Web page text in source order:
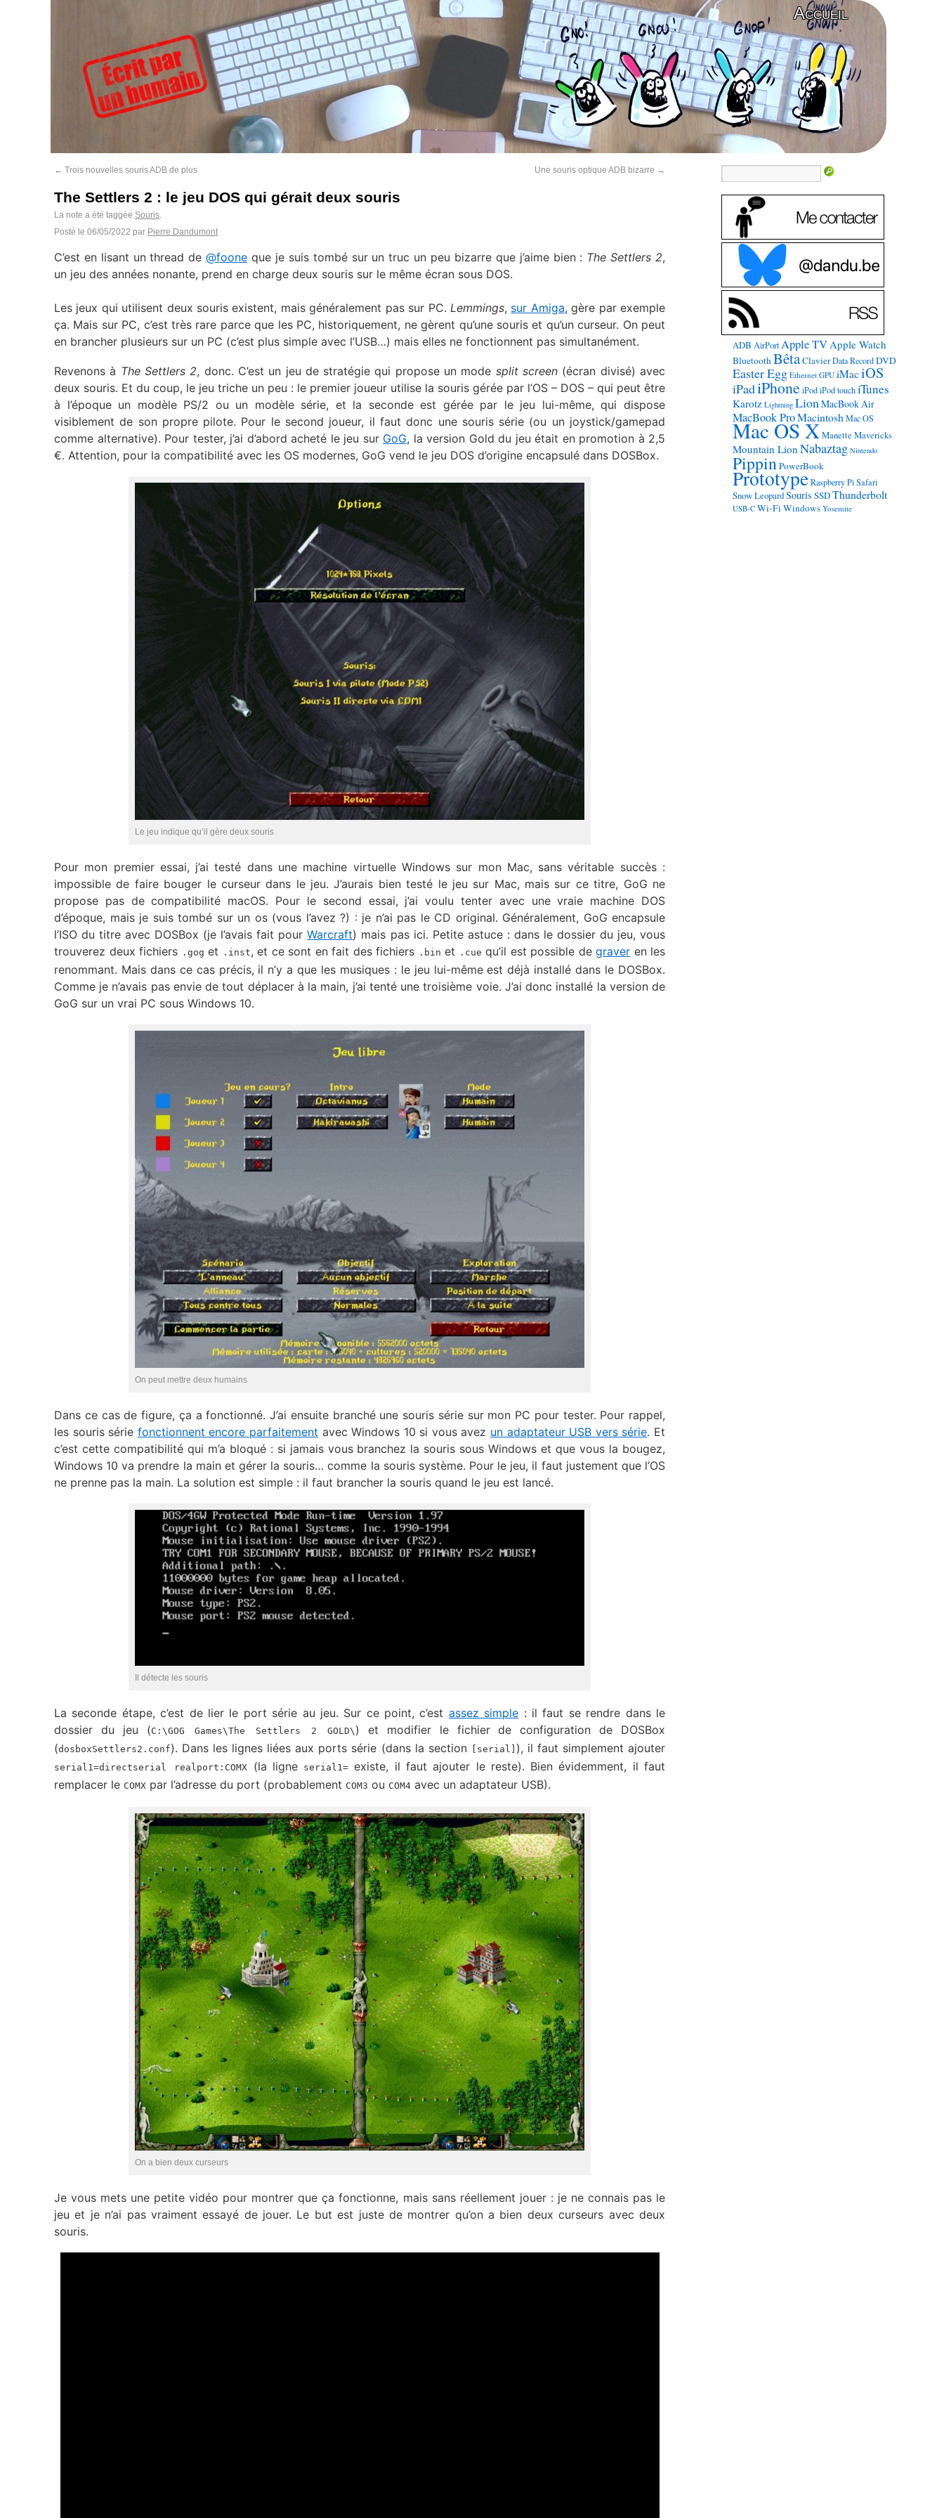
Accueil
← Trois nouvelles souris ADB de plus Une souris optique ADB bizarre →
The Settlers 2 : le jeu DOS qui gérait deux souris
La note a été taggée Souris.
Posté le 06/05/2022 par Pierre Dandumont
C’est en lisant un thread de@foone que je suis tombé sur un truc un peu bizarre que j’aime bien : The Settlers 2,
un jeu des années nonante, prend en charge deux souris sur le même écran sous DOS.
Les jeux qui utilisent deux souris existent, mais généralement pas sur PC. Lemmings, sur Amiga, gère par exemple
ça. Mais sur PC, c’est très rare parce que les PC, historiquement, ne gèrent qu’une souris et qu’un curseur. On peut
en brancher plusieurs sur un PC (c’est plus simple avec l’USB…) mais elles ne fonctionnent pas simultanément.
Revenons à The Settlers 2, donc. C’est un jeu de stratégie qui propose un mode split screen (écran divisé) avec
deux souris. Et du coup, le jeu triche un peu : le premier joueur utilise la souris gérée par l’OS – DOS – qui peut être
à l’époque un modèle PS/2 ou un modèle série, et la seconde est gérée par le jeu lui-même, qui dispose
visiblement de son propre pilote. Pour le second joueur, il faut donc une souris série (ou un joystick/gamepad
comme alternative). Pour tester, j’ai d’abord acheté le jeu sur GoG, la version Gold du jeu était en promotion à 2,5
€. Attention, pour la compatibilité avec les OS modernes, GoG vend le jeu DOS d’origine encapsulé dans DOSBox.
Le jeu indique qu’il gère deux souris
Pour mon premier essai, j’ai testé dans une machine virtuelle Windows sur mon Mac, sans véritable succès :
impossible de faire bouger le curseur dans le jeu. J’aurais bien testé le jeu sur Mac, mais sur ce titre, GoG ne
propose pas de compatibilité macOS. Pour le second essai, j’ai voulu tenter avec une vraie machine DOS
d’époque, mais je suis tombé sur un os (vous l’avez ?) : je n’ai pas le CD original. Généralement, GoG encapsule
l’ISO du titre avec DOSBox (je l’avais fait pourWarcraft) mais pas ici. Petite astuce : dans le dossier du jeu, vous
trouverez deux fichiers .gog et .inst, et ce sont en fait des fichiers .bin et .cue qu’il est possible de graver en les
renommant. Mais dans ce cas précis, il n’y a que les musiques : le jeu lui-même est déjà installé dans le DOSBox.
Comme je n’avais pas envie de tout déplacer à la main, j’ai tenté une troisième voie. J’ai donc installé la version de
GoG sur un vrai PC sous Windows 10.
On peut mettre deux humains
Dans ce cas de figure, ça a fonctionné. J’ai ensuite branché une souris série sur mon PC pour tester. Pour rappel,
les souris série fonctionnent encore parfaitement avec Windows 10 si vous avez un adaptateur USB vers série. Et
c’est cette compatibilité qui m’a bloqué : si jamais vous branchez la souris sous Windows et que vous la bougez,
Windows 10 va prendre la main et gérer la souris… comme la souris système. Pour le jeu, il faut justement que l’OS
ne prenne pas la main. La solution est simple : il faut brancher la souris quand le jeu est lancé.
Il détecte les souris
La seconde étape, c’est de lier le port série au jeu. Sur ce point, c’est assez simple : il faut se rendre dans le
dossier du jeu (C:\GOG Games\The Settlers 2 GOLD\ ) et modifier le fichier de configuration de DOSBox
(dosboxSettlers2.conf). Dans les lignes liées aux ports série (dans la section [serial] ), il faut simplement ajouter
serial1=directserial realport:COMX (la ligne serial1= existe, il faut ajouter le reste). Bien évidemment, il faut
remplacer le COMX par l’adresse du port (probablement COM3 ou COM4 avec un adaptateur USB).
On a bien deux curseurs
Je vous mets une petite vidéo pour montrer que ça fonctionne, mais sans réellement jouer : je ne connais pas le
jeu et je n’ai pas vraiment essayé de jouer. Le but est juste de montrer qu’on a bien deux curseurs avec deux
souris.
ADB AirPort Apple TVApple Watch
BluetoothBêtaClavier Data Record DVD
Easter Egg Ethernet GPU iMaciOS
iPadiPhone iPod iPod touch iTunes
Karotz Lightning LionMacBook Air
MacBook ProMacintosh Mac OS
Mac OS X Manette Mavericks
Mountain Lion Nabaztag Nintendo
PippinPowerBook
Prototype Raspberry Pi Safari
Snow LeopardSouris SSDThunderbolt
USB-C Wi-FiWindows Yosemite